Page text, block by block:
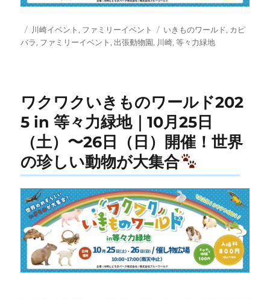
投
稿
カ
テ
川崎イベント, ファミリーイベント
タ
グ
いきものワールド, カピ
バラ, ファミリーイベント, 出張動物園, 川崎,等々力緑地
ワクワクいきものワールド202
5 in 等々力緑地｜10月25日
（土）〜26日（日）開催！世界
の珍しい動物が大集合